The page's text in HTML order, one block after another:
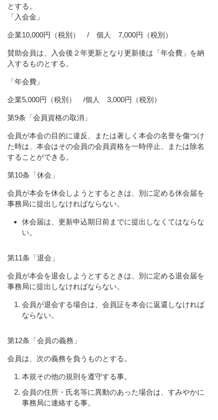
とする。
「入会金」
企業10,000円（税別） / 個人 7,000円（税別）
賛助会員は、入会後２年更新となり更新後は「年会費」を納
入するものとする。
「年会費」
企業5,000円（税別） /個人 3,000円（税別）
第9条「会員資格の取消」
会員が本会の目的に違反、または著しく本会の名誉を傷つけ
た時は、本会はその会員の会員資格を一時停止、または除名
することができる。
第10条「休会」
会員が本会を休会しようとするときは、別に定める休会届を
事務局に提出しなければならない。
休会届は、更新申込期日前までに提出しなくてはならな
い。
第11条「退会」
会員が本会を退会しようとするときは、別に定める退会届を
事務局に提出しなければならない。
会員が退会する場合は、会員証を本会に返還しなければ
ならない。
第12条「会員の義務」
会員は、次の義務を負うものとする。
本規その他の規則を遵守する事。
会員の住所・氏名等に異動のあった場合は、すみやかに
事務局に連絡する事。